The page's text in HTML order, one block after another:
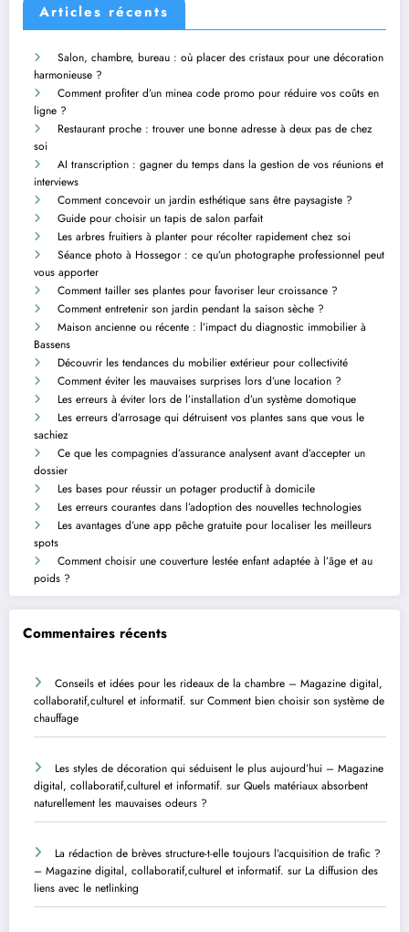
Articles récents
Salon, chambre, bureau : où placer des cristaux pour une décoration
harmonieuse ?
Comment profiter d’un minea code promo pour réduire vos coûts en
ligne ?
Restaurant proche : trouver une bonne adresse à deux pas de chez
soi
AI transcription : gagner du temps dans la gestion de vos réunions et
interviews
Comment concevoir un jardin esthétique sans être paysagiste ?
Guide pour choisir un tapis de salon parfait
Les arbres fruitiers à planter pour récolter rapidement chez soi
Séance photo à Hossegor : ce qu’un photographe professionnel peut
vous apporter
Comment tailler ses plantes pour favoriser leur croissance ?
Comment entretenir son jardin pendant la saison sèche ?
Maison ancienne ou récente : l’impact du diagnostic immobilier à
Bassens
Découvrir les tendances du mobilier extérieur pour collectivité
Comment éviter les mauvaises surprises lors d’une location ?
Les erreurs à éviter lors de l’installation d’un système domotique
Les erreurs d’arrosage qui détruisent vos plantes sans que vous le
sachiez
Ce que les compagnies d’assurance analysent avant d’accepter un
dossier
Les bases pour réussir un potager productif à domicile
Les erreurs courantes dans l’adoption des nouvelles technologies
Les avantages d’une app pêche gratuite pour localiser les meilleurs
spots
Comment choisir une couverture lestée enfant adaptée à l’âge et au
poids ?
Commentaires récents
Conseils et idées pour les rideaux de la chambre – Magazine digital,
collaboratif,culturel et informatif. sur Comment bien choisir son système de
chauffage
Les styles de décoration qui séduisent le plus aujourd’hui – Magazine
digital, collaboratif,culturel et informatif. sur Quels matériaux absorbent
naturellement les mauvaises odeurs ?
La rédaction de brèves structure-t-elle toujours l’acquisition de trafic ?
– Magazine digital, collaboratif,culturel et informatif. sur La diffusion des
liens avec le netlinking